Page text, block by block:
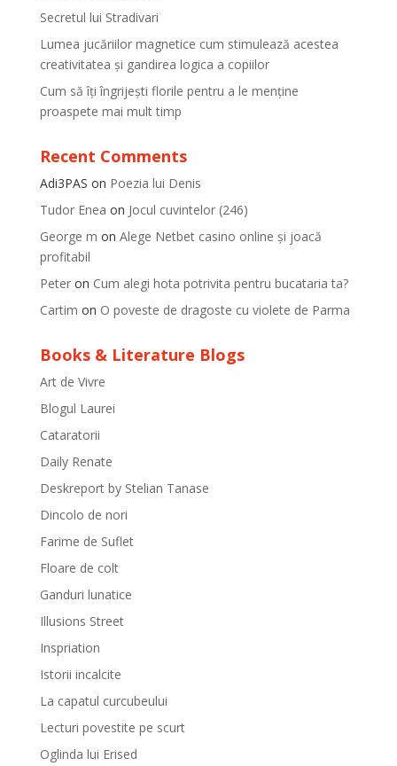
Secretul lui Stradivari
Lumea jucăriilor magnetice cum stimulează acestea
creativitatea și gandirea logica a copiilor
Cum să îți îngrijești florile pentru a le menține
proaspete mai mult timp
Recent Comments
Adi3PAS on Poezia lui Denis
Tudor Enea on Jocul cuvintelor (246)
George m on Alege Netbet casino online și joacă
profitabil
Peteron Cum alegi hota potrivita pentru bucataria ta?
Cartim on O poveste de dragoste cu violete de Parma
Books & Literature Blogs
Art de Vivre
Blogul Laurei
Cataratorii
Daily Renate
Deskreport by Stelian Tanase
Dincolo de nori
Farime de Suflet
Floare de colt
Ganduri lunatice
Illusions Street
Inspriation
Istorii incalcite
La capatul curcubeului
Lecturi povestite pe scurt
Oglinda lui Erised